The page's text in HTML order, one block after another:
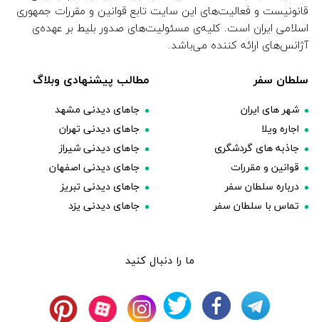
قانونیست و فعالیت‌های این سایت تابع قوانین و مقررات جمهوری
اسلامی ایران است. کلیه‌ی مسئولیت‌های صدور بلیط بر عهده‌ی
آژانس‌های ارائه کننده می‌باشد.
سلطان سفر
شهر های ایران
اجاره ویلا
جاذبه های گردشگری
قوانین و مقررات
درباره سلطان سفر
تماس با سلطان سفر
مطالب پیشنهادی وبلاگ
جاهای دیدنی مشهد
جاهای دیدنی تهران
جاهای دیدنی شیراز
جاهای دیدنی اصفهان
جاهای دیدنی تبریز
جاهای دیدنی یزد
ما را دنبال کنید